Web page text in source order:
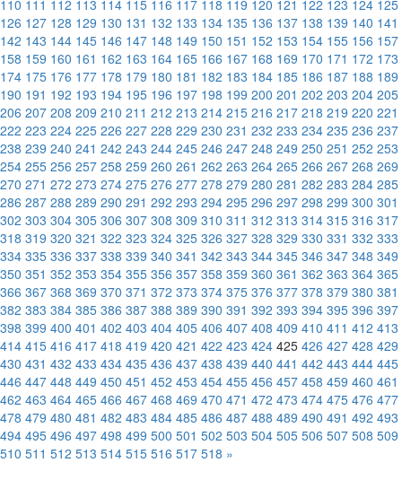
110 111 112 113 114 115 116 117 118 119 120 121 122 123 124 125
126 127 128 129 130 131 132 133 134 135 136 137 138 139 140 141
142 143 144 145 146 147 148 149 150 151 152 153 154 155 156 157
158 159 160 161 162 163 164 165 166 167 168 169 170 171 172 173
174 175 176 177 178 179 180 181 182 183 184 185 186 187 188 189
190 191 192 193 194 195 196 197 198 199 200 201 202 203 204 205
206 207 208 209 210 211 212 213 214 215 216 217 218 219 220 221
222 223 224 225 226 227 228 229 230 231 232 233 234 235 236 237
238 239 240 241 242 243 244 245 246 247 248 249 250 251 252 253
254 255 256 257 258 259 260 261 262 263 264 265 266 267 268 269
270 271 272 273 274 275 276 277 278 279 280 281 282 283 284 285
286 287 288 289 290 291 292 293 294 295 296 297 298 299 300 301
302 303 304 305 306 307 308 309 310 311 312 313 314 315 316 317
318 319 320 321 322 323 324 325 326 327 328 329 330 331 332 333
334 335 336 337 338 339 340 341 342 343 344 345 346 347 348 349
350 351 352 353 354 355 356 357 358 359 360 361 362 363 364 365
366 367 368 369 370 371 372 373 374 375 376 377 378 379 380 381
382 383 384 385 386 387 388 389 390 391 392 393 394 395 396 397
398 399 400 401 402 403 404 405 406 407 408 409 410 411 412 413
414 415 416 417 418 419 420 421 422 423 424 425 426 427 428 429
430 431 432 433 434 435 436 437 438 439 440 441 442 443 444 445
446 447 448 449 450 451 452 453 454 455 456 457 458 459 460 461
462 463 464 465 466 467 468 469 470 471 472 473 474 475 476 477
478 479 480 481 482 483 484 485 486 487 488 489 490 491 492 493
494 495 496 497 498 499 500 501 502 503 504 505 506 507 508 509
510 511 512 513 514 515 516 517 518 »